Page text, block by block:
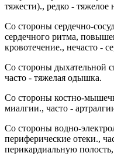
тяжести)., редко -
Со стороны сердечно-
сердечного ритма,
кровотечение., нечасто -
Со стороны дыхательной
часто - тяжелая одышка.
Со стороны костно-
миалгии., часто -
Со стороны водно-
периферические отеки.,
перикардиальную полость,